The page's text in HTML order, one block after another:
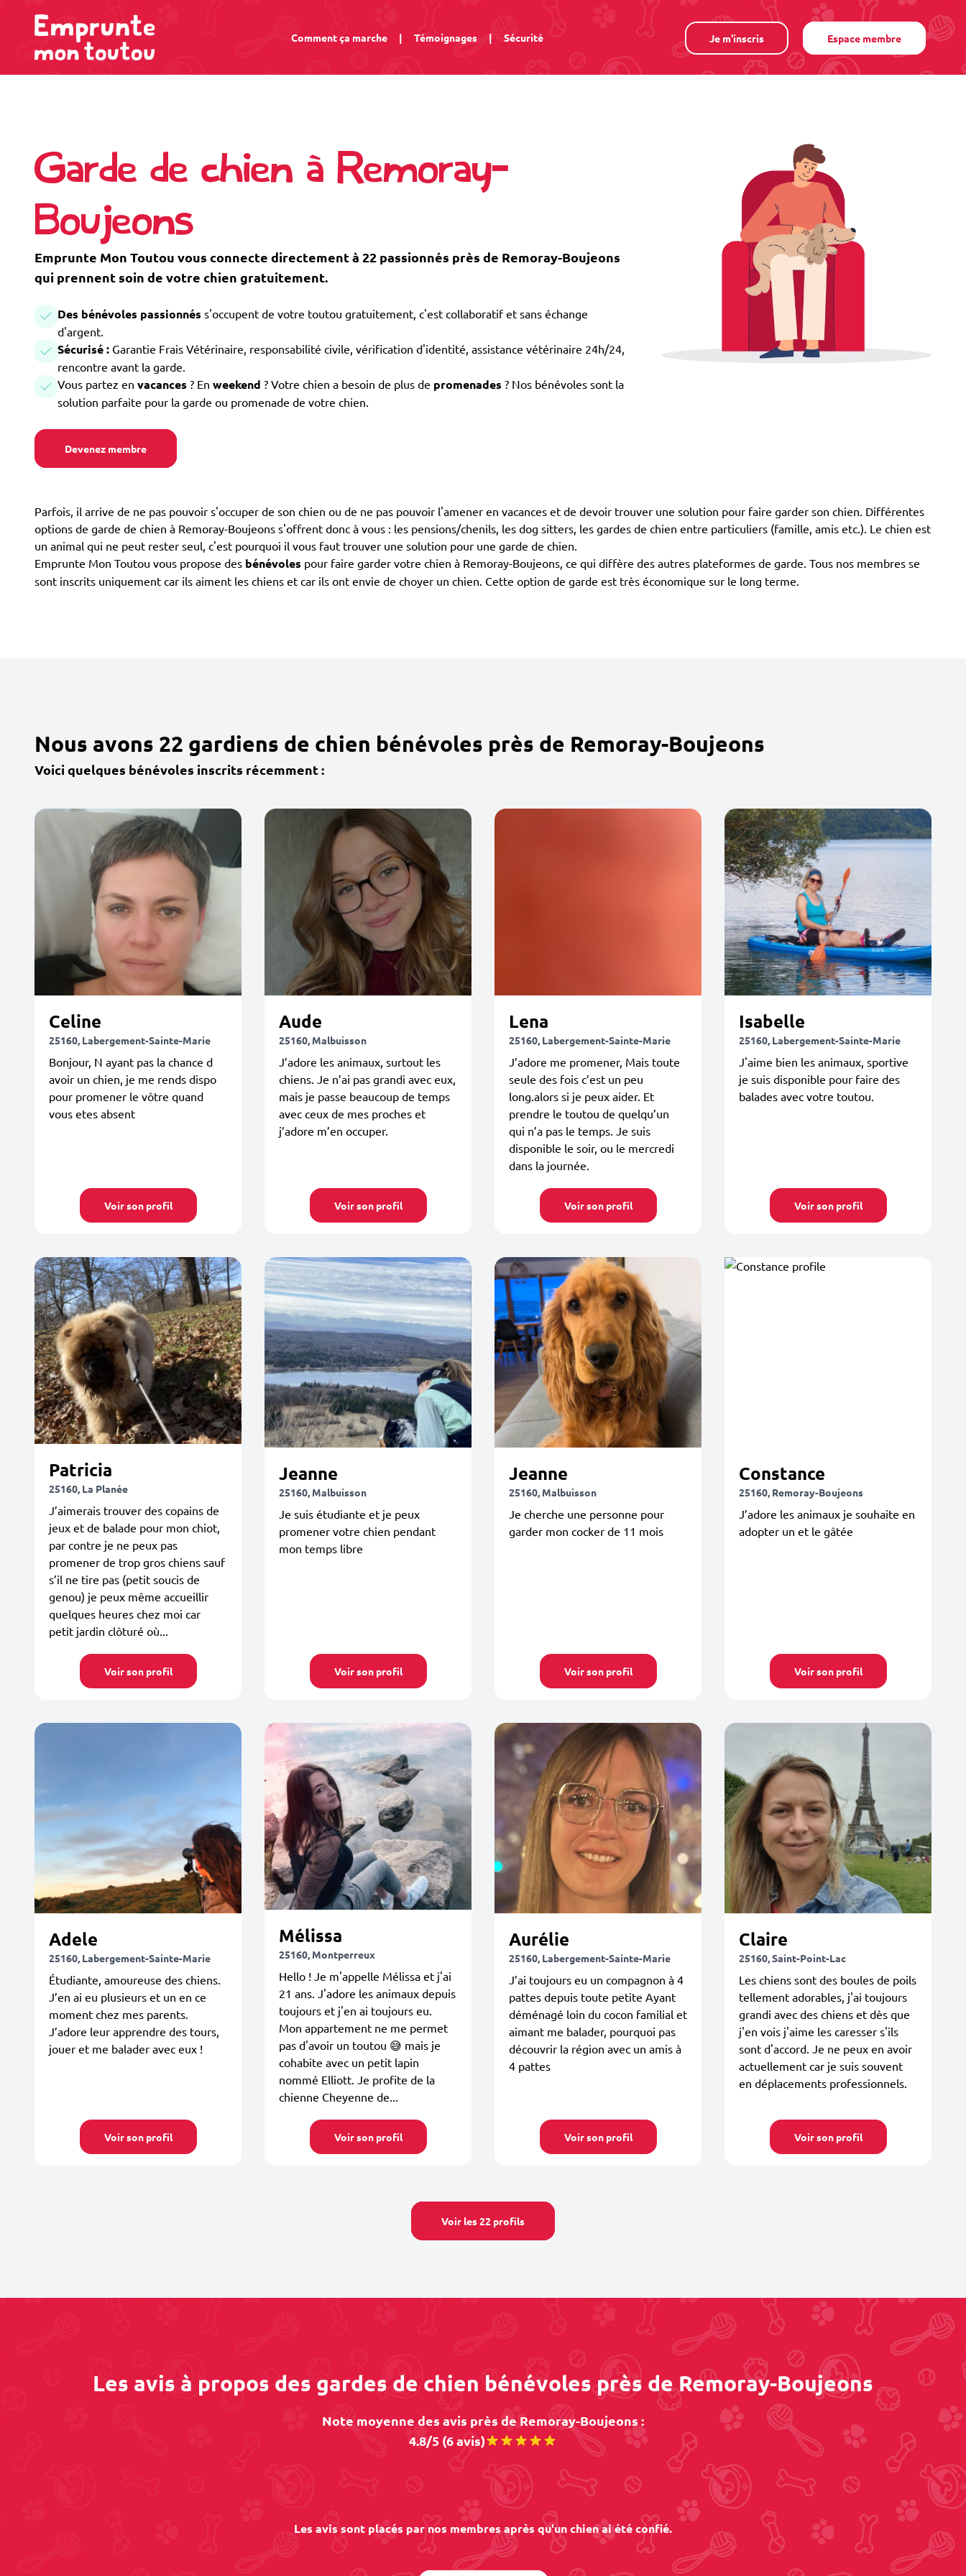
Comment ça marche | Témoignages | Sécurité Je m'inscris Espace membre
Garde de chien à Remoray-
Boujeons
Emprunte Mon Toutou vous connecte directement à 22 passionnés près de Remoray-Boujeons
qui prennent soin de votre chien gratuitement.
Des bénévoles passionnés s'occupent de votre toutou gratuitement, c'est collaboratif et sans échange
d'argent.
Sécurisé : Garantie Frais Vétérinaire, responsabilité civile, vérification d'identité, assistance vétérinaire 24h/24,
rencontre avant la garde.
Vous partez en vacances ? En weekend ? Votre chien a besoin de plus de promenades ? Nos bénévoles sont la
solution parfaite pour la garde ou promenade de votre chien.
Devenez membre
Parfois, il arrive de ne pas pouvoir s'occuper de son chien ou de ne pas pouvoir l'amener en vacances et de devoir trouver une solution pour faire garder son chien. Différentes
options de garde de chien à Remoray-Boujeons s'offrent donc à vous : les pensions/chenils, les dog sitters, les gardes de chien entre particuliers (famille, amis etc.). Le chien est
un animal qui ne peut rester seul, c'est pourquoi il vous faut trouver une solution pour une garde de chien.
Emprunte Mon Toutou vous propose des bénévoles pour faire garder votre chien à Remoray-Boujeons, ce qui diffère des autres plateformes de garde. Tous nos membres se
sont inscrits uniquement car ils aiment les chiens et car ils ont envie de choyer un chien. Cette option de garde est très économique sur le long terme.
Nous avons 22 gardiens de chien bénévoles près de Remoray-Boujeons
Voici quelques bénévoles inscrits récemment :
Celine
25160, Labergement-Sainte-Marie
Bonjour, N ayant pas la chance d
avoir un chien, je me rends dispo
pour promener le vôtre quand
vous etes absent
Voir son profil
Aude
25160, Malbuisson
J’adore les animaux, surtout les
chiens. Je n’ai pas grandi avec eux,
mais je passe beaucoup de temps
avec ceux de mes proches et
j’adore m’en occuper.
Voir son profil
Lena
25160, Labergement-Sainte-Marie
J’adore me promener, Mais toute
seule des fois c’est un peu
long.alors si je peux aider. Et
prendre le toutou de quelqu’un
qui n’a pas le temps. Je suis
disponible le soir, ou le mercredi
dans la journée.
Voir son profil
Isabelle
25160, Labergement-Sainte-Marie
J'aime bien les animaux, sportive
je suis disponible pour faire des
balades avec votre toutou.
Voir son profil
Patricia
25160, La Planée
J’aimerais trouver des copains de
jeux et de balade pour mon chiot,
par contre je ne peux pas
promener de trop gros chiens sauf
s’il ne tire pas (petit soucis de
genou) je peux même accueillir
quelques heures chez moi car
petit jardin clôturé où...
Voir son profil
Jeanne
25160, Malbuisson
Je suis étudiante et je peux
promener votre chien pendant
mon temps libre
Voir son profil
Jeanne
25160, Malbuisson
Je cherche une personne pour
garder mon cocker de 11 mois
Voir son profil
Constance
25160, Remoray-Boujeons
J’adore les animaux je souhaite en
adopter un et le gâtée
Voir son profil
Adele
25160, Labergement-Sainte-Marie
Étudiante, amoureuse des chiens.
J’en ai eu plusieurs et un en ce
moment chez mes parents.
J’adore leur apprendre des tours,
jouer et me balader avec eux !
Voir son profil
Mélissa
25160, Montperreux
Hello ! Je m'appelle Mélissa et j'ai
21 ans. J'adore les animaux depuis
toujours et j'en ai toujours eu.
Mon appartement ne me permet
pas d'avoir un toutou 😅 mais je
cohabite avec un petit lapin
nommé Elliott. Je profite de la
chienne Cheyenne de...
Voir son profil
Aurélie
25160, Labergement-Sainte-Marie
J’ai toujours eu un compagnon à 4
pattes depuis toute petite Ayant
déménagé loin du cocon familial et
aimant me balader, pourquoi pas
découvrir la région avec un amis à
4 pattes
Voir son profil
Claire
25160, Saint-Point-Lac
Les chiens sont des boules de poils
tellement adorables, j'ai toujours
grandi avec des chiens et dès que
j'en vois j'aime les caresser s'ils
sont d'accord. Je ne peux en avoir
actuellement car je suis souvent
en déplacements professionnels.
Voir son profil
Voir les 22 profils
Les avis à propos des gardes de chien bénévoles près de Remoray-Boujeons
Note moyenne des avis près de Remoray-Boujeons :
4.8/5 (6 avis)
Les avis sont placés par nos membres après qu'un chien ai été confié.